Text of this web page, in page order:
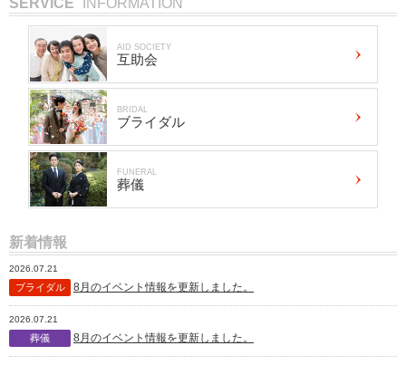
SERVICE INFORMATION
AID SOCIETY
互助会
BRIDAL
ブライダル
FUNERAL
葬儀
新着情報
2026.07.21
ブライダル 8月のイベント情報を更新しました。
2026.07.21
葬儀 8月のイベント情報を更新しました。